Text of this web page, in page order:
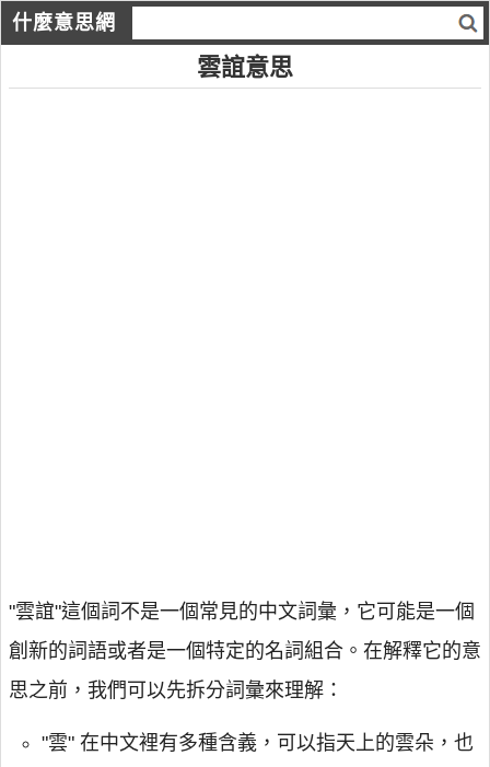
什麼意思網
雲誼意思
"雲誼"這個詞不是一個常見的中文詞彙，它可能是一個
創新的詞語或者是一個特定的名詞組合。在解釋它的意
思之前，我們可以先拆分詞彙來理解：
"雲" 在中文裡有多種含義，可以指天上的雲朵，也